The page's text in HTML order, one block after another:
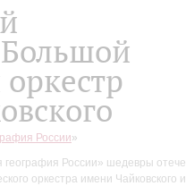
России»
география России» шедевры
оркестра имени Чайковского